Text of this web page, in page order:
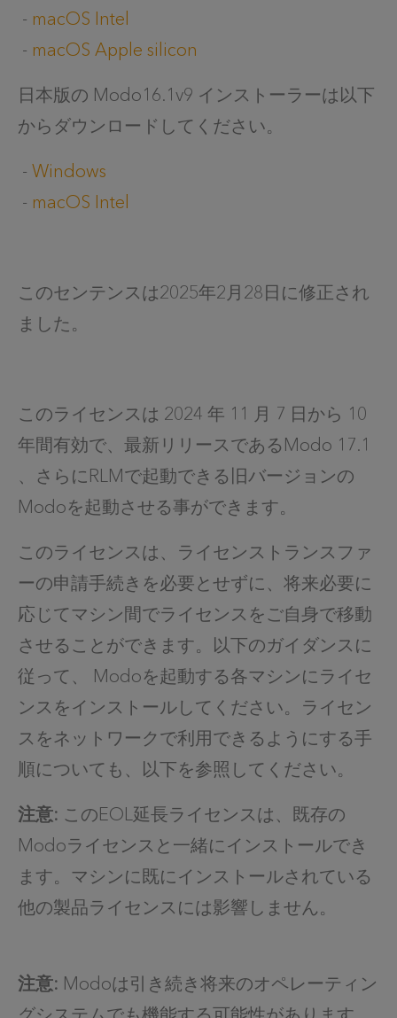
- macOS Intel
- macOS Apple silicon
日本版の Modo16.1v9 インストーラーは以下
からダウンロードしてください。
- Windows
- macOS Intel
このセンテンスは2025年2月28日に修正され
ました。
このライセンスは 2024 年 11 月 7 日から 10
年間有効で、最新リリースであるModo 17.1
、さらにRLMで起動できる旧バージョンの
Modoを起動させる事ができます。
このライセンスは、ライセンストランスファ
ーの申請手続きを必要とせずに、将来必要に
応じてマシン間でライセンスをご自身で移動
させることができます。以下のガイダンスに
従って、 Modoを起動する各マシンにライセ
ンスをインストールしてください。ライセン
スをネットワークで利用できるようにする手
順についても、以下を参照してください。
注意: このEOL延長ライセンスは、既存の
Modoライセンスと一緒にインストールでき
ます。マシンに既にインストールされている
他の製品ライセンスには影響しません。
注意: Modoは引き続き将来のオペレーティン